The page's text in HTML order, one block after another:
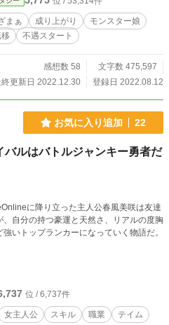
まぁ 成り上がり
モンスター娘
不遇スタート
感想数 58
文字数 475,597
終更新日 2022.12.30
登録日 2022.08.12
お気に入り追加 22
ルはバトルジャンキー勇者だ
に降り立った主人公春風美咲は友達
自分の持つ豪運と天然さ、リアルの度胸
いトップランカーになっていく物語だ。
位 / 6,737件
女主人公 スキル 職業
テイム